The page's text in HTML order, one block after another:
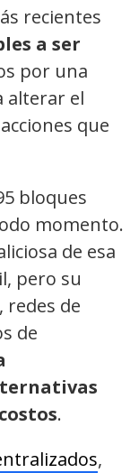
recientes
a ser
por una
alterar el
que
bloques
momento.
de esa
pero su
redes de
de
.
,